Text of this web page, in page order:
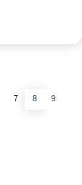
7 8
9